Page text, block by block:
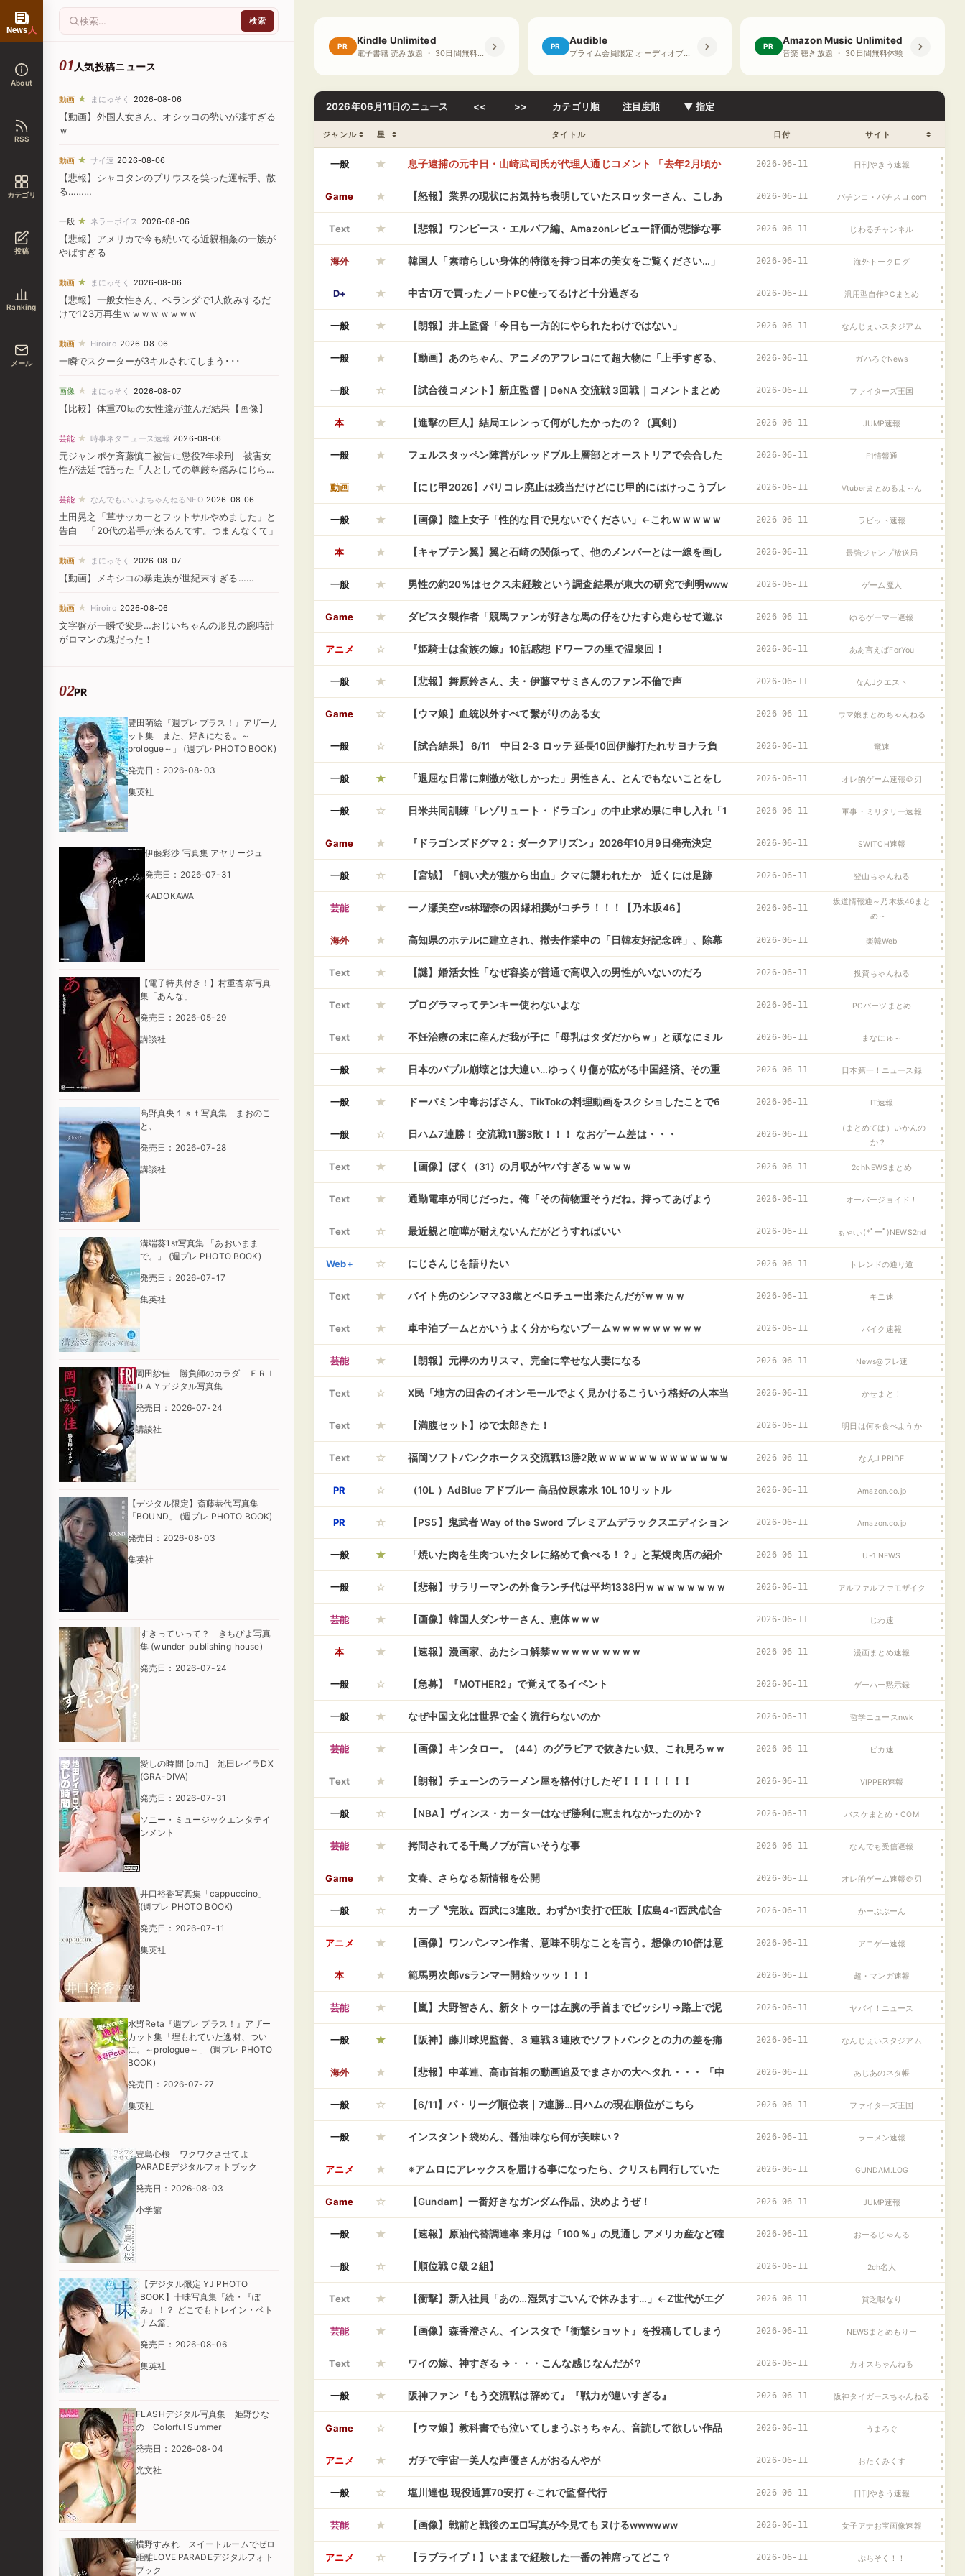
News人
About
RSS
カテゴリ
投稿
Ranking
メール
人気投稿ニュース
動画 ★ まにゅそく 2026-08-06
【動画】外国人女さん、オシッコの勢いが凄すぎる
ｗ
動画 ★ サイ速 2026-08-06
【悲報】シャコタンのプリウスを笑った運転手、散
る………
一般 ★ ネラーボイス 2026-08-06
【悲報】アメリカで今も続いてる近親相姦の一族が
やばすぎる
動画 ★ まにゅそく 2026-08-06
【悲報】一般女性さん、ベランダで1人飲みするだ
けで123万再生ｗｗｗｗｗｗｗｗ
動画 ★ Hiroiro 2026-08-06
一瞬でスクーターが3キルされてしまう･･･
画像 ★ まにゅそく 2026-08-07
【比較】体重70㎏の女性達が並んだ結果【画像】
芸能 ★ 時事ネタニュース速報 2026-08-06
元ジャンポケ斉藤慎二被告に懲役7年求刑 被害女
性が法廷で語った「人としての尊厳を踏みにじられ
芸能 ★ なんでもいいよちゃんねるNEO 2026-08-06
土田晃之「草サッカーとフットサルやめました」と
告白 「20代の若手が来るんです。つまんなくて」
動画 ★ まにゅそく 2026-08-07
【動画】メキシコの暴走族が世紀末すぎる……
動画 ★ Hiroiro 2026-08-06
文字盤が一瞬で変身…おじいちゃんの形見の腕時計
がロマンの塊だった！
PR
豊田萌絵『週プレ プラス！』アザーカ
ット集「また、好きになる。～
prologue～」 (週プレ PHOTO BOOK)
発売日：2026-08-03
集英社
伊藤彩沙 写真集 アヤサージュ
発売日：2026-07-31
KADOKAWA
【電子特典付き！】村重杏奈写真
集「あんな」
発売日：2026-05-29
講談社
髙野真央１ｓｔ写真集 まおのこ
と、
発売日：2026-07-28
講談社
溝端葵1st写真集 「あおいまま
で。」 (週プレ PHOTO BOOK)
発売日：2026-07-17
集英社
岡田紗佳 勝負師のカラダ ＦＲＩ
ＤＡＹデジタル写真集
発売日：2026-07-24
講談社
【デジタル限定】斎藤恭代写真集
「BOUND」 (週プレ PHOTO BOOK)
発売日：2026-08-03
集英社
すきっていって？ きちぴよ写真
集 (wunder_publishing_house)
発売日：2026-07-24
愛しの時間 [p.m.] 池田レイラDX
(GRA-DIVA)
発売日：2026-07-31
ソニー・ミュージックエンタテイ
ンメント
井口裕香写真集「cappuccino」
(週プレ PHOTO BOOK)
発売日：2026-07-11
集英社
水野Reta『週プレ プラス！』アザー
カット集「埋もれていた逸材、つい
に。～prologue～」 (週プレ PHOTO
BOOK)
発売日：2026-07-27
集英社
豊島心桜 ワクワクさせてよ
PARADEデジタルフォトブック
発売日：2026-08-03
小学館
【デジタル限定 YJ PHOTO
BOOK】十味写真集「続・『ぽ
み』！？ どこでもトレイン・ベト
ナム篇」
発売日：2026-08-06
集英社
FLASHデジタル写真集 姫野ひな
の Colorful Summer
発売日：2026-08-04
光文社
横野すみれ スイートルームでゼロ
距離LOVE PARADEデジタルフォト
ブック
PR Kindle Unlimited
電子書籍 読み放題 ・ 30日間無料体験
PR Audible
プライム会員限定 オーディオブック ・ 30日間無料体験
PR Amazon Music Unlimited
音楽 聴き放題 ・ 30日間無料体験
2026年06月11日のニュース << >> カテゴリ順 注目度順 ▼ 指定
ジャンル 星 タイトル 日付 サイト
一般 ★ 息子逮捕の元中日・山崎武司氏が代理人通じコメント 「去年2月頃か
ら行方が分からず連絡もとれず・・・」
2026-06-11 日刊やきう速報
Game ★ 【怒報】業界の現状にお気持ち表明していたスロッターさん、こしあ
んさんにブチギレ「演者様が素人のコメント欄漁ってインプ稼ぎして
るんじゃねぇよ」
2026-06-11 パチンコ・パチスロ.com
Text ★ 【悲報】ワンピース・エルバフ編、Amazonレビュー評価が悲惨な事
になってしまうwwwwwwwwww
2026-06-11 じわるチャンネル
海外 ★ 韓国人「素晴らしい身体的特徴を持つ日本の美女をご覧ください…」
→「ガチで結婚してほしい…（ﾌﾞﾙﾌﾞﾙ」＝韓国の反応
2026-06-11 海外トークログ
D+ ★ 中古1万で買ったノートPC使ってるけど十分過ぎる 2026-06-11 汎用型自作PCまとめ
一般 ★ 【朗報】井上監督「今日も一方的にやられたわけではない」 2026-06-11 なんじぇいスタジアム
一般 ★ 【動画】あのちゃん、アニメのアフレコにて超大物に「上手すぎる、
バケモノか」と言わせてしまう
2026-06-11 ガハろぐNews
一般 ☆ 【試合後コメント】新庄監督｜DeNA 交流戦 3回戦｜コメントまとめ
｜6/11
2026-06-11 ファイターズ王国
本 ★ 【進撃の巨人】結局エレンって何がしたかったの？（真剣） 2026-06-11 JUMP速報
一般 ★ フェルスタッペン陣営がレッドブル上層部とオーストリアで会合した
模様、何を話し合ったんだろうな
2026-06-11 F1情報通
動画 ★ 【にじ甲2026】パリコレ廃止は残当だけどにじ甲的にはけっこうプレ
イング変わるな
2026-06-11 Vtuberまとめるよ～ん
一般 ★ 【画像】陸上女子「性的な目で見ないでください」←これｗｗｗｗｗ
ｗｗｗｗｗ
2026-06-11 ラビット速報
本 ★ 【キャプテン翼】翼と石崎の関係って、他のメンバーとは一線を画し
てるよなｗｗｗｗ
2026-06-11 最強ジャンプ放送局
一般 ★ 男性の約20％はセクス未経験という調査結果が東大の研究で判明www
w
2026-06-11 ゲーム魔人
Game ★ ダビスタ製作者「競馬ファンが好きな馬の仔をひたすら走らせて遊ぶ
マニア向けゲームを作った」
2026-06-11 ゆるゲーマー遅報
アニメ ☆ 『姫騎士は蛮族の嫁』10話感想 ドワーフの里で温泉回！ 2026-06-11 ああ言えばForYou
一般 ★ 【悲報】舞原鈴さん、夫・伊藤マサミさんのファン不倫で声
明・・・・・・・・・
2026-06-11 なんJクエスト
Game ☆ 【ウマ娘】血統以外すべて繫がりのある女 2026-06-11 ウマ娘まとめちゃんねる
一般 ☆ 【試合結果】 6/11 中日 2-3 ロッテ 延長10回伊藤打たれサヨナラ負
け このカードも負け越し
2026-06-11 竜速
一般 ★ 「退屈な日常に刺激が欲しかった」男性さん、とんでもないことをし
て人生終了してしまうｗｗｗｗｗ
2026-06-11 オレ的ゲーム速報＠刃
一般 ☆ 日米共同訓練「レゾリュート・ドラゴン」の中止求め県に申し入れ「1
0式戦車事故の原因究明終わっていない」！
2026-06-11 軍事・ミリタリー速報
Game ★ 『ドラゴンズドグマ 2：ダークアリズン』2026年10月9日発売決定 2026-06-11 SWITCH速報
一般 ☆ 【宮城】「飼い犬が腹から出血」クマに襲われたか 近くには足跡
も 蔵王町
2026-06-11 登山ちゃんねる
芸能 ★ 一ノ瀬美空vs林瑠奈の因縁相撲がコチラ！！！【乃木坂46】 2026-06-11
坂道情報通～乃木坂46まと
め～
海外 ★ 高知県のホテルに建立され、撤去作業中の「日韓友好記念碑」、除幕
式には韓国の元国務総理までやってきていた……いや、けっこうな大物
だぞ？
2026-06-11 楽韓Web
Text ★ 【謎】婚活女性「なぜ容姿が普通で高収入の男性がいないのだろ
う？」
2026-06-11 投資ちゃんねる
Text ★ プログラマってテンキー使わないよな 2026-06-11 PCパーツまとめ
Text ★ 不妊治療の末に産んだ我が子に「母乳はタダだからｗ」と頑なにミル
クを拒否して餓死寸前まで追い込んだ義兄嫁。内緒でミルクをあげた
ら激怒し、とんでもない理不尽クレームLINEを寄こしてきて！？
2026-06-11 まなにゅ～
一般 ★ 日本のバブル崩壊とは大違い…ゆっくり傷が広がる中国経済、その重
すぎる代償
2026-06-11 日本第一！ニュース録
一般 ★ ドーパミン中毒おばさん、TikTokの料理動画をスクショしたことで6
人を丸焦げに
2026-06-11 IT速報
一般 ☆ 日ハム7連勝！ 交流戦11勝3敗！！！ なおゲーム差は・・・ 2026-06-11
（まとめては）いかんの
か？
Text ★ 【画像】ぼく（31）の月収がヤバすぎるｗｗｗｗ 2026-06-11 2chNEWSまとめ
Text ★ 通勤電車が同じだった。俺「その荷物重そうだね。持ってあげよう
か？」jcの女「…すみません。おじさんありがとう！」俺（おじさ
ん！？まだ23歳だぞ？） → なんと10年後に再会し…….
2026-06-11 オーバージョイド！
Text ☆ 最近親と喧嘩が耐えないんだがどうすればいい 2026-06-11 ぁゃιぃ(*ﾟーﾟ)NEWS2nd
Web+ ☆ にじさんじを語りたい 2026-06-11 トレンドの通り道
Text ★ バイト先のシンママ33歳とベロチュー出来たんだがｗｗｗｗ 2026-06-11 キニ速
Text ★ 車中泊ブームとかいうよく分からないブームｗｗｗｗｗｗｗｗｗ 2026-06-11 バイク速報
芸能 ★ 【朗報】元欅のカリスマ、完全に幸せな人妻になる 2026-06-11 News@フレ速
Text ☆ X民「地方の田舎のイオンモールでよく見かけるこういう格好の人本当
に嫌い」 遂にネットニュースデビュー
2026-06-11 かせまと！
Text ★ 【満腹セット】ゆで太郎きた！ 2026-06-11 明日は何を食べようか
Text ☆ 福岡ソフトバンクホークス交流戦13勝2敗ｗｗｗｗｗｗｗｗｗｗｗｗｗ 2026-06-11 なんJ PRIDE
PR ☆ （10L ）AdBlue アドブルー 高品位尿素水 10L 10リットル 2026-06-11 Amazon.co.jp
PR ☆ 【PS5】鬼武者 Way of the Sword プレミアムデラックスエディション 2026-06-11 Amazon.co.jp
一般 ★ 「焼いた肉を生肉ついたタレに絡めて食べる！？」と某焼肉店の紹介
ポストにツッコミ殺到、これやったらガチで死人が出るぞ……
2026-06-11 U-1 NEWS
一般 ☆ 【悲報】サラリーマンの外食ランチ代は平均1338円ｗｗｗｗｗｗｗｗ 2026-06-11 アルファルファモザイク
芸能 ★ 【画像】韓国人ダンサーさん、恵体ｗｗｗ 2026-06-11 じわ速
本 ★ 【速報】漫画家、あたシコ解禁ｗｗｗｗｗｗｗｗｗ 2026-06-11 漫画まとめ速報
一般 ☆ 【急募】『MOTHER2』で覚えてるイベント 2026-06-11 ゲーハー黙示録
一般 ★ なぜ中国文化は世界で全く流行らないのか 2026-06-11 哲学ニュースnwk
芸能 ★ 【画像】キンタロー。（44）のグラビアで抜きたい奴、これ見ろｗｗ
ｗｗｗ
2026-06-11 ピカ速
Text ★ 【朗報】チェーンのラーメン屋を格付けしたぞ！！！！！！！ 2026-06-11 VIPPER速報
一般 ☆ 【NBA】ヴィンス・カーターはなぜ勝利に恵まれなかったのか？ 2026-06-11 バスケまとめ・COM
芸能 ★ 拷問されてる千鳥ノブが言いそうな事 2026-06-11 なんでも受信遅報
Game ★ 文春、さらなる新情報を公開 2026-06-11 オレ的ゲーム速報＠刃
一般 ☆ カープ〝完敗〟西武に3連敗。わずか1安打で圧敗【広島4-1西武/試合
結果】
2026-06-11 かーぷぶーん
アニメ ★ 【画像】ワンパンマン作者、意味不明なことを言う。想像の10倍は意
味不明
2026-06-11 アニゲー速報
本 ★ 範馬勇次郎vsランマー開始ッッッ！！！ 2026-06-11 超・マンガ速報
芸能 ★ 【嵐】大野智さん、新タトゥーは左腕の手首までビッシリ→路上で泥
酔ダンスｗｗｗ
2026-06-11 ヤバイ！ニュース
一般 ★ 【阪神】藤川球児監督、３連戦３連敗でソフトバンクとの力の差を痛
感「レベルの高さを感じた」「悔しいけど学びに変えて」
2026-06-11 なんじぇいスタジアム
海外 ★ 【悲報】中革連、高市首相の動画追及でまさかの大ヘタれ・・・ 「中
傷動画特攻」に失敗しヒドすぎる言い訳開始ｗｗｗ
2026-06-11 あじあのネタ帳
一般 ☆ 【6/11】パ・リーグ順位表｜7連勝…日ハムの現在順位がこちら 2026-06-11 ファイターズ王国
一般 ★ インスタント袋めん、醤油味なら何が美味い？ 2026-06-11 ラーメン速報
アニメ ★ ※アムロにアレックスを届ける事になったら、クリスも同行していた
のだろうか
2026-06-11 GUNDAM.LOG
Game ☆ 【Gundam】一番好きなガンダム作品、決めようぜ！ 2026-06-11 JUMP速報
一般 ★ 【速報】原油代替調達率 来月は「100％」の見通し アメリカ産など確
保 高市総理が夕方の中東情勢関係閣僚会議で表明へ
2026-06-11 おーるじゃんる
一般 ☆ 【順位戦Ｃ級２組】 2026-06-11 2ch名人
Text ★ 【衝撃】新入社員「あの…湿気すごいんで休みます…」←Z世代がエグ
すぎると話題にｗｗｗｗｗｗｗｗｗｗｗｗｗｗ
2026-06-11 貧乏暇なり
芸能 ★ 【画像】森香澄さん、インスタで『衝撃ショット』を投稿してしまう
ｗｗｗｗｗｗｗｗ
2026-06-11 NEWSまとめもりー
Text ★ ワイの嫁、神すぎる →・・・こんな感じなんだが？ 2026-06-11 カオスちゃんねる
一般 ★ 阪神ファン『もう交流戦は辞めて』『戦力が違いすぎる』 2026-06-11 阪神タイガースちゃんねる
Game ☆ 【ウマ娘】教科書でも泣いてしまうぶぅちゃん、音読して欲しい作品
といえば？
2026-06-11 うまろぐ
アニメ ★ ガチで宇宙一美人な声優さんがおるんやが 2026-06-11 おたくみくす
一般 ☆ 塩川達也 現役通算70安打 ←これで監督代行 2026-06-11 日刊やきう速報
芸能 ★ 【画像】戦前と戦後のエ□写真が今見てもヌけるwwwwww 2026-06-11 女子アナお宝画像速報
アニメ ☆ 【ラブライブ！】いままで経験した一番の神席ってどこ？ 2026-06-11 ぷちそく！！